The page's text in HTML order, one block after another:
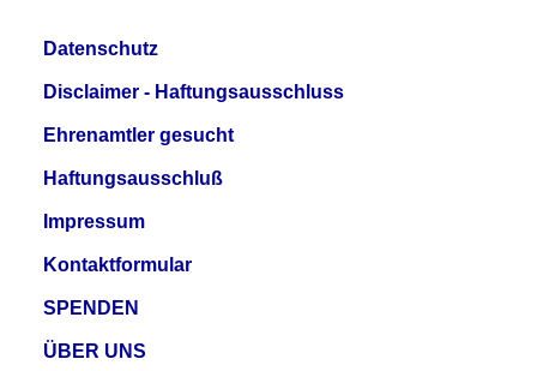
Datenschutz
Disclaimer - Haftungsausschluss
Ehrenamtler gesucht
Haftungsausschluß
Impressum
Kontaktformular
SPENDEN
ÜBER UNS